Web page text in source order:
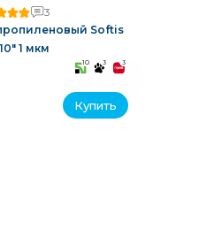
3
Softis
1 мкм
10 3 3
Купить